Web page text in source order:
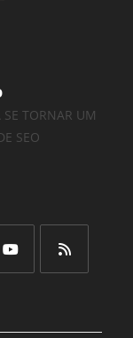
SE TORNAR UM
SEO
uma